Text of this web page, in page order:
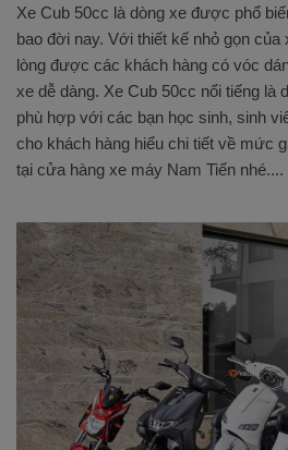
Xe Cub 50cc là dòng xe được phổ
bao đời nay. Với thiết kế nhỏ gọn của
lòng được các khách hàng có vóc
xe dễ dàng. Xe Cub 50cc nổi tiếng là
phù hợp với các bạn học sinh, sinh
cho khách hàng hiểu chi tiết về mức
tại cửa hàng xe máy Nam Tiến nhé....